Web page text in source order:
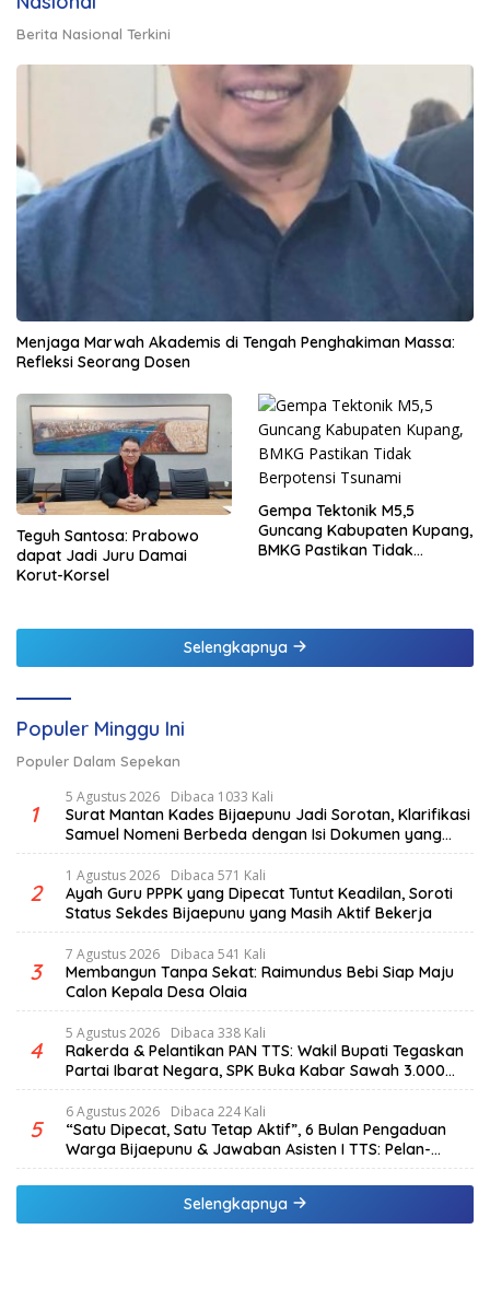
Berita Nasional Terkini
Menjaga Marwah Akademis di Tengah Penghakiman Massa:
Refleksi Seorang Dosen
Teguh Santosa: Prabowo
dapat Jadi Juru Damai
Korut-Korsel
Gempa Tektonik M5,5
Guncang Kabupaten Kupang,
BMKG Pastikan Tidak
Selengkapnya
Populer Minggu Ini
Populer Dalam Sepekan
1
5 Agustus 2026 Dibaca 1033 Kali
Surat Mantan Kades Bijaepunu Jadi Sorotan, Klarifikasi
Samuel Nomeni Berbeda dengan Isi Dokumen yang
Beredar
2
1 Agustus 2026 Dibaca 571 Kali
Ayah Guru PPPK yang Dipecat Tuntut Keadilan, Soroti
Status Sekdes Bijaepunu yang Masih Aktif Bekerja
3
7 Agustus 2026 Dibaca 541 Kali
Membangun Tanpa Sekat: Raimundus Bebi Siap Maju
Calon Kepala Desa Olaia
4
5 Agustus 2026 Dibaca 338 Kali
Rakerda & Pelantikan PAN TTS: Wakil Bupati Tegaskan
Partai Ibarat Negara, SPK Buka Kabar Sawah 3.000
Hektar & Larangan Politik Uang
5
6 Agustus 2026 Dibaca 224 Kali
“Satu Dipecat, Satu Tetap Aktif”, 6 Bulan Pengaduan
Warga Bijaepunu & Jawaban Asisten I TTS: Pelan-
pelan, Tapi Pasti.
Selengkapnya